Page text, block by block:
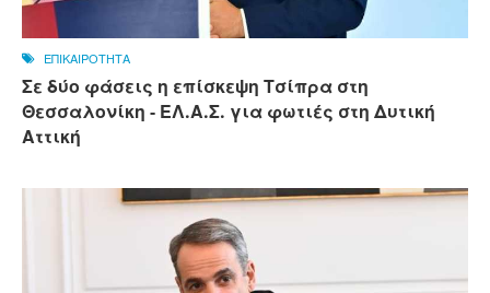
ΕΠΙΚΑΙΡΟΤΗΤΑ
Σε δύο φάσεις η επίσκεψη Τσίπρα στη
Θεσσαλονίκη - ΕΛ.Α.Σ. για φωτιές στη Δυτική
Αττική